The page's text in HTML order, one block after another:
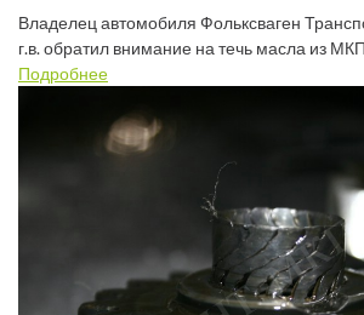
Владелец автомобиля Фольксваген
г.в. обратил внимание на течь масла из
Подробнее